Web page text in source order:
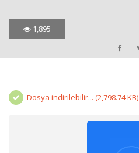
1,895
Dosya indirilebilir... (2,798.74 KB)